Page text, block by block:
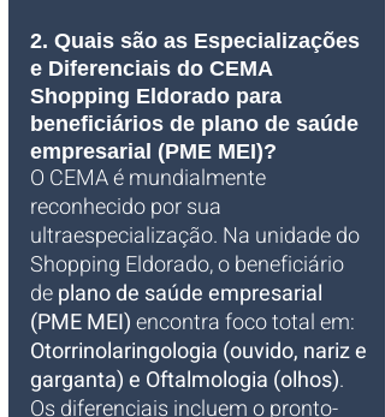
2. Quais são as Especializações
e Diferenciais do CEMA
Shopping Eldorado para
beneficiários de plano de saúde
empresarial (PME MEI)?
O CEMA é mundialmente
reconhecido por sua
ultraespecialização. Na unidade do
Shopping Eldorado, o beneficiário
de plano de saúde empresarial
(PME MEI) encontra foco total em:
Otorrinolaringologia (ouvido, nariz e
garganta) e Oftalmologia (olhos).
Os diferenciais incluem o pronto-